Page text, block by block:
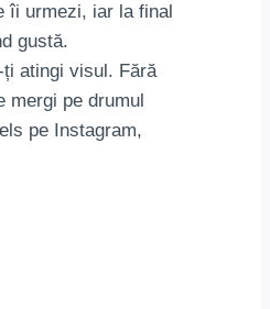
îi urmezi, iar la final
gustă.
atingi visul. Fără
pe drumul
pe Instagram,